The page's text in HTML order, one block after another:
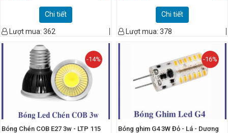
Chi tiết
Lượt mua: 362
Chi tiết
Lượt mua: 378
-14%
Bóng Chén COB E27 3w - LTP 115
-16%
Bóng ghim G4 3W Đỏ - Lá - Dương